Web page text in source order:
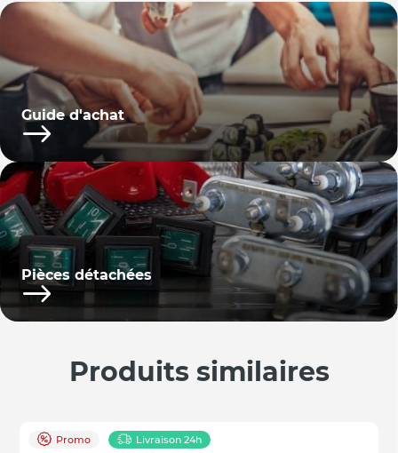
Guide d'achat
Pièces détachées
Produits similaires
Promo Livraison 24h